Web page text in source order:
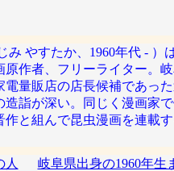
み やすたか、1960年代 - ）
原作者、フリーライター。
電量販店の店長候補であっ
造詣が深い。同じく漫画家
作と組んで昆虫漫画を連載
人
岐阜県出身の1960年生